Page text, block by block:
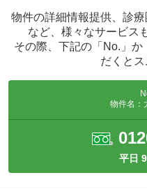
物件の詳細情報提供、診
など、様々なサービス
その際、下記の「No.」
だくとス
物件名：
平日